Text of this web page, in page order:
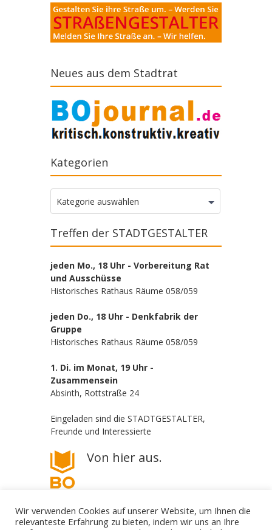
Neues aus dem Stadtrat
Kategorien
Kategorien
Kategorie auswählen
Treffen der STADTGESTALTER
jeden Mo., 18 Uhr - Vorbereitung Rat
und Ausschüsse
Historisches Rathaus Räume 058/059
jeden Do., 18 Uhr - Denkfabrik der
Gruppe
Historisches Rathaus Räume 058/059
1. Di. im Monat, 19 Uhr -
Zusammensein
Absinth, Rottstraße 24
Eingeladen sind die STADTGESTALTER,
Freunde und Interessierte
Von hier aus.
Wir verwenden Cookies auf unserer Website, um Ihnen die
relevanteste Erfahrung zu bieten, indem wir uns an Ihre